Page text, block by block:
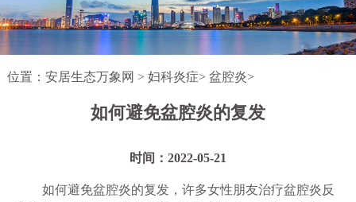
位置： 安居生态万象网 > 妇科炎症> 盆腔炎>
如何避免盆腔炎的复发
时间：2022-05-21
如何避免盆腔炎的复发，许多女性朋友治疗盆腔炎反